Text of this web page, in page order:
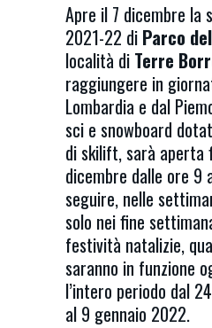
Apre il 7 dicembre la
2021-22 di Parco
località di Terre
raggiungere in
Lombardia e dal
sci e snowboard
di skilift, sarà aperta
dicembre dalle ore 9
seguire, nelle
solo nei fine
festività natalizie,
saranno in funzione
l’intero periodo dal
al 9 gennaio 2022.